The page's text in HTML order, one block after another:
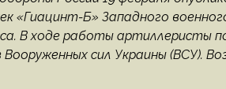
«Гиацинт-Б» Западного
В ходе работы артиллеристы
Вооруженных сил Украины (ВСУ).